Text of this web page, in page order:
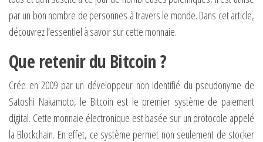
par un bon nombre de personnes à travers le monde. Dans cet article,
découvrez l’essentiel à savoir sur cette monnaie.
Que retenir du Bitcoin ?
Crée en 2009 par un développeur non identifié du pseudonyme de
Satoshi Nakamoto, le Bitcoin est le premier système de paiement
digital. Cette monnaie électronique est basée sur un protocole appelé
la Blockchain. En effet, ce système permet non seulement de stocker